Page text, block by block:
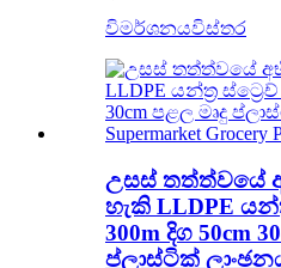
විමර්ශනයවිස්තර
උසස් තත්ත්වයේ
හැකි LLDPE
300m දිග ​​50cm
ප්ලාස්ටික්